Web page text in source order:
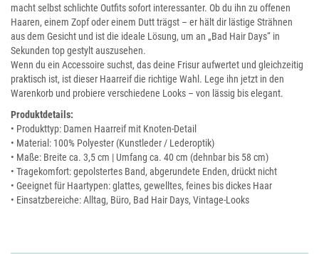
macht selbst schlichte Outfits sofort interessanter. Ob du ihn zu offenen
Haaren, einem Zopf oder einem Dutt trägst – er hält dir lästige Strähnen
aus dem Gesicht und ist die ideale Lösung, um an „Bad Hair Days“ in
Sekunden top gestylt auszusehen.
Wenn du ein Accessoire suchst, das deine Frisur aufwertet und gleichzeitig
praktisch ist, ist dieser Haarreif die richtige Wahl. Lege ihn jetzt in den
Warenkorb und probiere verschiedene Looks – von lässig bis elegant.
Produktdetails:
• Produkttyp: Damen Haarreif mit Knoten-Detail
• Material: 100% Polyester (Kunstleder / Lederoptik)
• Maße: Breite ca. 3,5 cm | Umfang ca. 40 cm (dehnbar bis 58 cm)
• Tragekomfort: gepolstertes Band, abgerundete Enden, drückt nicht
• Geeignet für Haartypen: glattes, gewelltes, feines bis dickes Haar
• Einsatzbereiche: Alltag, Büro, Bad Hair Days, Vintage-Looks